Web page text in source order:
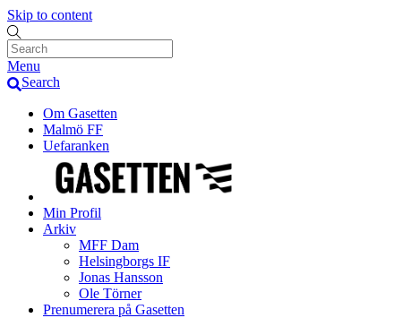
Skip to content
Menu
Search
Om Gasetten
Malmö FF
Uefaranken
Min Profil
Arkiv
MFF Dam
Helsingborgs IF
Jonas Hansson
Ole Törner
Prenumerera på Gasetten